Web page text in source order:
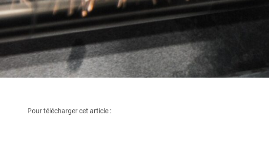
Pour télécharger cet article :